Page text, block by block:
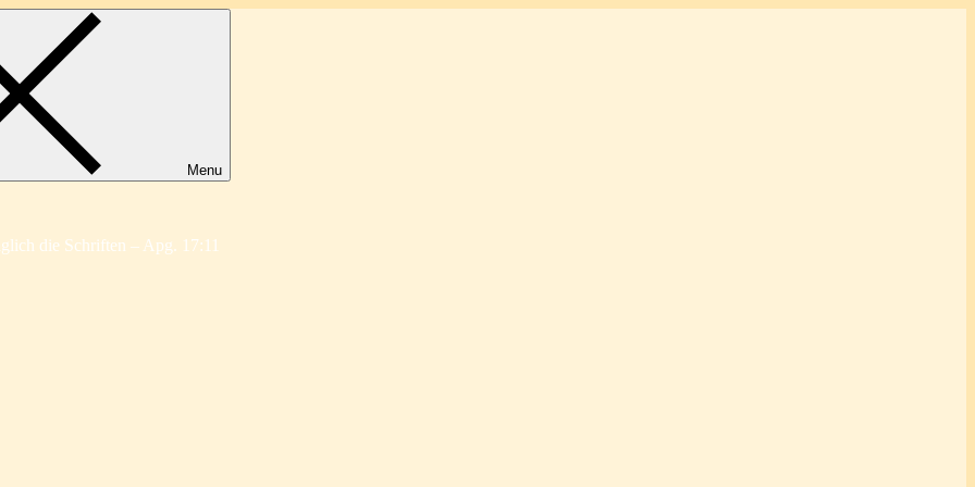
Menu
die Schriften – Apg. 17:11